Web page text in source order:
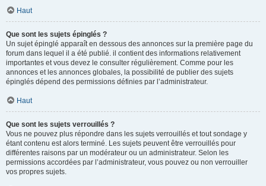
Haut
Que sont les sujets épinglés ?
Un sujet épinglé apparaît en dessous des annonces sur la première page du
forum dans lequel il a été publié. il contient des informations relativement
importantes et vous devez le consulter régulièrement. Comme pour les
annonces et les annonces globales, la possibilité de publier des sujets
épinglés dépend des permissions définies par l’administrateur.
Haut
Que sont les sujets verrouillés ?
Vous ne pouvez plus répondre dans les sujets verrouillés et tout sondage y
étant contenu est alors terminé. Les sujets peuvent être verrouillés pour
différentes raisons par un modérateur ou un administrateur. Selon les
permissions accordées par l’administrateur, vous pouvez ou non verrouiller
vos propres sujets.